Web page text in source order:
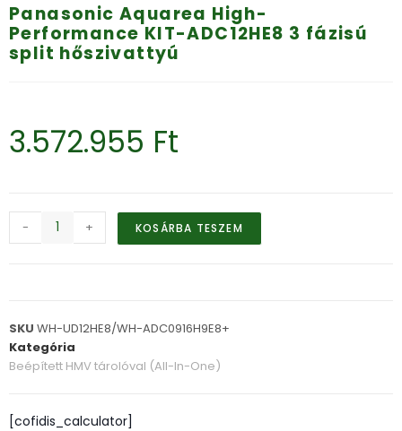
Panasonic Aquarea High-
Performance KIT-ADC12HE8 3 fázisú
split hőszivattyú
3.572.955 Ft
- + KOSÁRBA TESZEM
SKU WH-UD12HE8/WH-ADC0916H9E8+
Kategória
Beépített HMV tárolóval (All-In-One)
[cofidis_calculator]